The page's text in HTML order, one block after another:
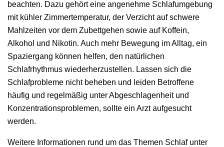
beachten. Dazu gehört eine angenehme Schlafumgebung
mit kühler Zimmertemperatur, der Verzicht auf schwere
Mahlzeiten vor dem Zubettgehen sowie auf Koffein,
Alkohol und Nikotin. Auch mehr Bewegung im Alltag, ein
Spaziergang können helfen, den natürlichen
Schlafrhythmus wiederherzustellen. Lassen sich die
Schlafprobleme nicht beheben und leiden Betroffene
häufig und regelmäßig unter Abgeschlagenheit und
Konzentrationsproblemen, sollte ein Arzt aufgesucht
werden.
Weitere Informationen rund um das Themen Schlaf unter